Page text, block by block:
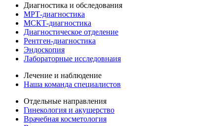
Диагностика и обследования
МРТ-диагностика
МСКТ-диагностика
Диагностическое отделение
Рентген-диагностика
Эндоскопия
Лабораторные исследовнаия
Лечение и наблюдение
Наша команда специалистов
Отдельные направления
Гинекология и акушерство
Врачебная косметология